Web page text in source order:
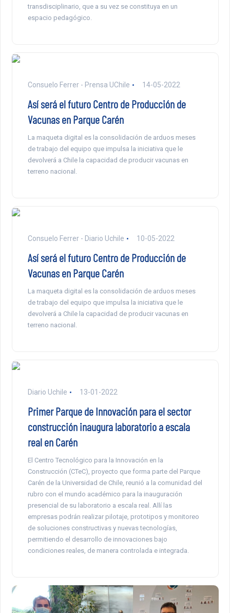
transdisciplinario, que a su vez se constituya en un
espacio pedagógico.
Consuelo Ferrer - Prensa UChile 14-05-2022
Así será el futuro Centro de Producción de
Vacunas en Parque Carén
La maqueta digital es la consolidación de arduos meses
de trabajo del equipo que impulsa la iniciativa que le
devolverá a Chile la capacidad de producir vacunas en
terreno nacional.
Consuelo Ferrer - Diario Uchile 10-05-2022
Así será el futuro Centro de Producción de
Vacunas en Parque Carén
La maqueta digital es la consolidación de arduos meses
de trabajo del equipo que impulsa la iniciativa que le
devolverá a Chile la capacidad de producir vacunas en
terreno nacional.
Diario Uchile 13-01-2022
Primer Parque de Innovación para el sector
construcción inaugura laboratorio a escala
real en Carén
El Centro Tecnológico para la Innovación en la
Construcción (CTeC), proyecto que forma parte del Parque
Carén de la Universidad de Chile, reunió a la comunidad del
rubro con el mundo académico para la inauguración
presencial de su laboratorio a escala real. Allí las
empresas podrán realizar pilotaje, prototipos y monitoreo
de soluciones constructivas y nuevas tecnologías,
permitiendo el desarrollo de innovaciones bajo
condiciones reales, de manera controlada e integrada.